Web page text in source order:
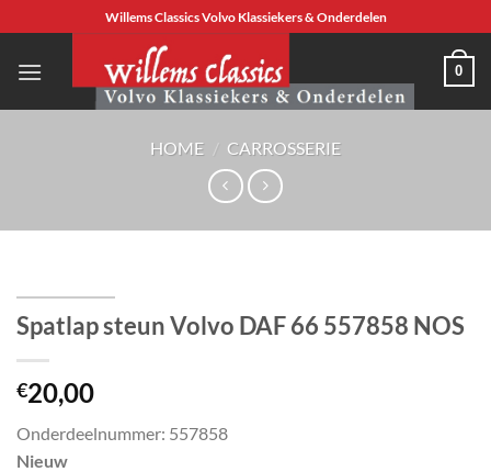
naar
inhoud
Willems Classics Volvo Klassiekers & Onderdelen
0
HOME / CARROSSERIE
Spatlap steun Volvo DAF 66 557858 NOS
€20,00
Onderdeelnummer: 557858
Nieuw